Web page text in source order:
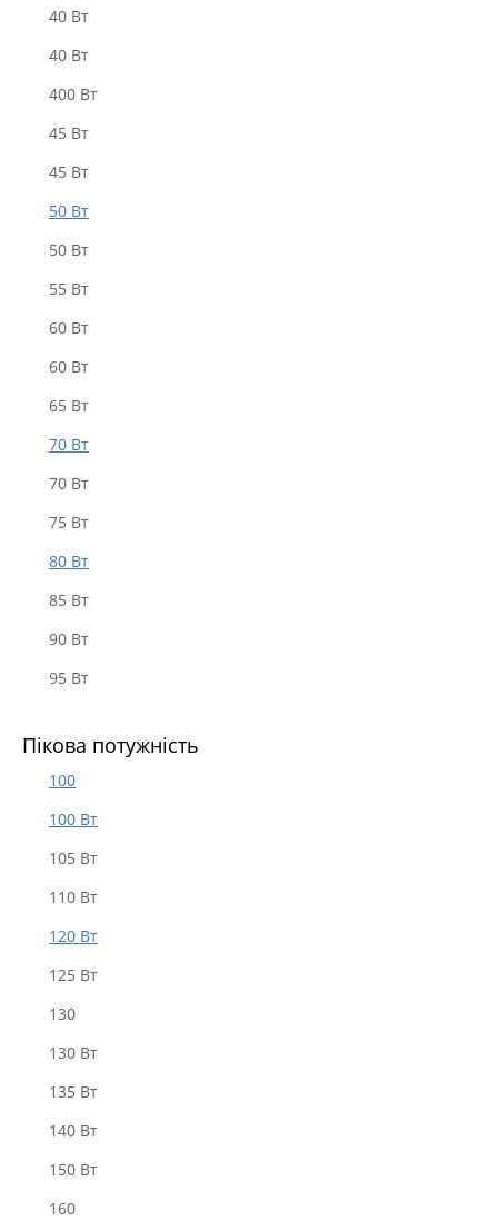
40 Bт
40 Вт
400 Вт
45 Вт
45 Вт
50 Bт
50 Вт
55 Bт
60 Вт
60 Вт
65 Вт
70 Bт
70 Вт
75 Bт
80 Вт
85 Bт
90 Вт
95 Вт
Пікова потужність
100
100 Вт
105 Вт
110 Вт
120 Вт
125 Вт
130
130 Вт
135 Вт
140 Вт
150 Вт
160